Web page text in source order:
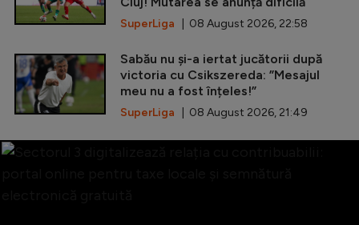
SuperLiga | 08 August 2026, 22:58
Sabău nu și-a iertat jucătorii după
victoria cu Csikszereda: ”Mesajul
meu nu a fost înțeles!”
SuperLiga | 08 August 2026, 21:49